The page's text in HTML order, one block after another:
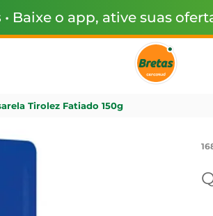
• Baixe o app, ative suas
Tirolez Fatiado 150g